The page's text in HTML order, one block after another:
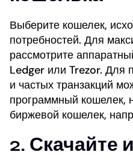
Выберите кошелек,
потребностей. Для
рассмотрите
Ledger или Trezor. Для
и частых транзакций
программный кошелек,
биржевой кошелек,
2. Скачайте